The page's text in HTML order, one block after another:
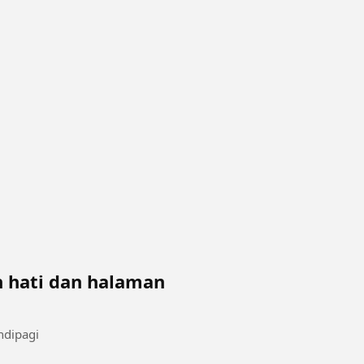
hati dan halaman
sekalian #mandipagi